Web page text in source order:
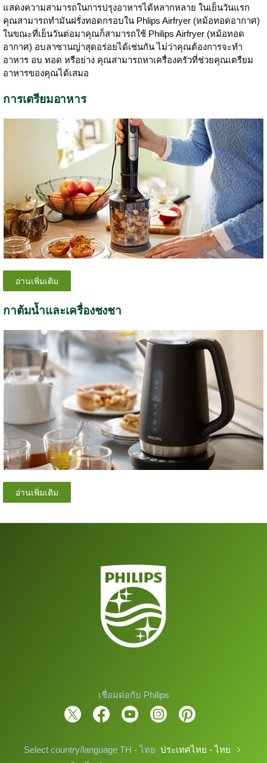
แสดงความสามารถในการปรุงอาหารได้หลากหลาย ในเย็นวันแรก
คุณสามารถทำมันฝรั่งทอดกรอบใน Phlips Airfryer (หม้อทอดอากาศ)
ในขณะที่เย็นวันต่อมาคุณก็สามารถใช้ Philips Airfryer (หม้อทอด
อากาศ) อบลาซานญ่าสุดอร่อยได้เช่นกัน ไม่ว่าคุณต้องการจะทำ
อาหาร อบ ทอด หรือย่าง คุณสามารถหาเครื่องครัวที่ช่วยคุณเตรียม
อาหารของคุณได้เสมอ
การเตรียมอาหาร
อ่านเพิ่มเติม
กาต้มน้ำและเครื่องชงชา
อ่านเพิ่มเติม
เชื่อมต่อกับ Philips
Select country/language TH - ไทย ประเทศไทย - ไทย